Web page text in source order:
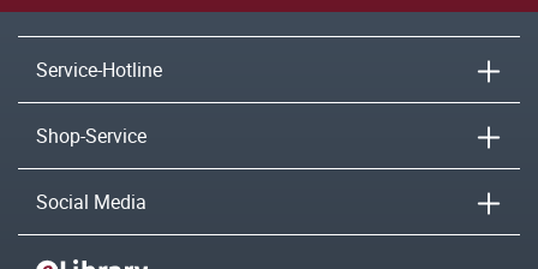
Service-Hotline
Shop-Service
Social Media